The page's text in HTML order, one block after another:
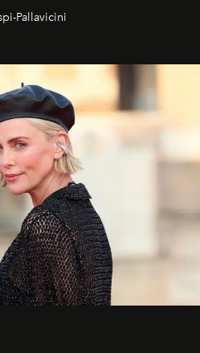
in Leone del 12 agosto,
Pallavicini